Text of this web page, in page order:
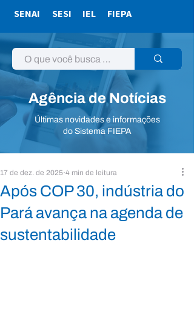
SENAI SESI IEL FIEPA
Agência de Notícias
Últimas novidades e informações
do Sistema FIEPA
Após COP 30, indústria do
Pará avança na agenda de
sustentabilidade
17 de dez. de 2025 4 min de leitura